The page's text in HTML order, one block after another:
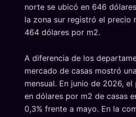
norte se ubicó en 646
la zona sur registró el precio
464 dólares por m2.
A diferencia de los
mercado de casas mostró
mensual. En junio de 2026,
en dólares por m2 de casas
0,3% frente a mayo. En la